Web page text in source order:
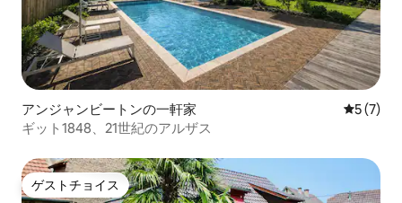
アンジャンビートンの一軒家 レビュー
5 (7)
ギット1848、21世紀のアルザス
ゲストチョイス
ゲストチョイス